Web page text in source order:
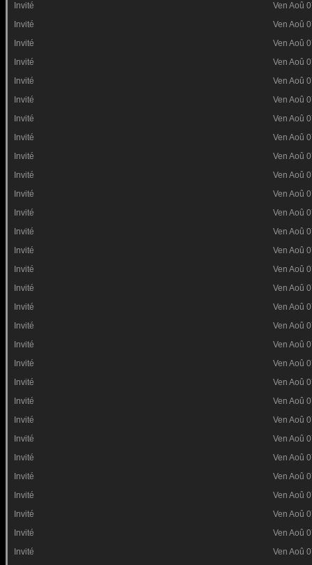
Invité
Ven Aoû
Invité
Ven Aoû
Invité
Ven Aoû
Invité
Ven Aoû
Invité
Ven Aoû
Invité
Ven Aoû
Invité
Ven Aoû
Invité
Ven Aoû
Invité
Ven Aoû
Invité
Ven Aoû
Invité
Ven Aoû
Invité
Ven Aoû
Invité
Ven Aoû
Invité
Ven Aoû
Invité
Ven Aoû
Invité
Ven Aoû
Invité
Ven Aoû
Invité
Ven Aoû
Invité
Ven Aoû
Invité
Ven Aoû
Invité
Ven Aoû
Invité
Ven Aoû
Invité
Ven Aoû
Invité
Ven Aoû
Invité
Ven Aoû
Invité
Ven Aoû
Invité
Ven Aoû
Invité
Ven Aoû
Invité
Ven Aoû
Invité
Ven Aoû